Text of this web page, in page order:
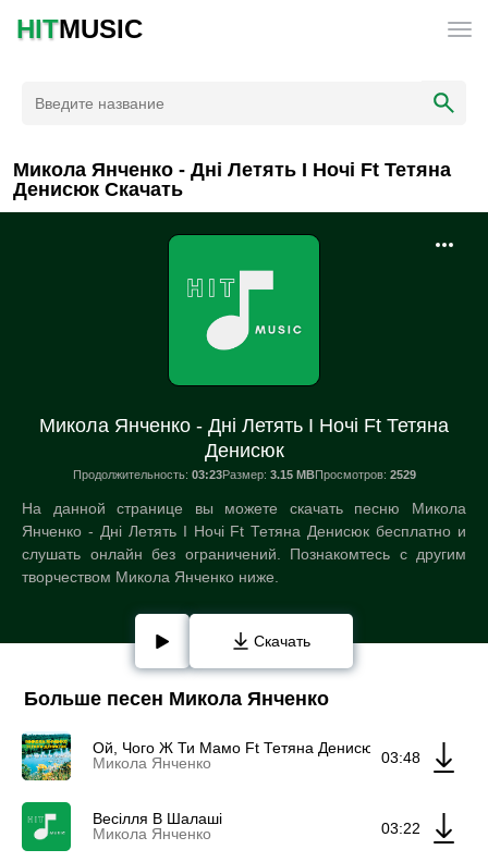
HITMUSIC
Микола Янченко - Дні Летять І Ночі Ft Тетяна
Денисюк Скачать
Микола Янченко - Дні Летять І Ночі Ft Тетяна
Денисюк
Продолжительность: 03:23Размер: 3.15 MBПросмотров: 2529
На данной странице вы можете скачать песню Микола
Янченко - Дні Летять І Ночі Ft Тетяна Денисюк бесплатно и
слушать онлайн без ограничений. Познакомтесь с другим
творчеством Микола Янченко ниже.
Скачать
Больше песен Микола Янченко
Ой, Чого Ж Ти Мамо Ft Тетяна Денисюк
Микола Янченко
03:48
Весілля В Шалаші
Микола Янченко
03:22